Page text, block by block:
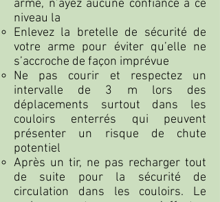
arme, n’ayez aucune confiance à ce
niveau la
Enlevez la bretelle de sécurité de
votre arme pour éviter qu’elle ne
s’accroche de façon imprévue
Ne pas courir et respectez un
intervalle de 3 m lors des
déplacements surtout dans les
couloirs enterrés qui peuvent
présenter un risque de chute
potentiel
Après un tir, ne pas recharger tout
de suite pour la sécurité de
circulation dans les couloirs. Le